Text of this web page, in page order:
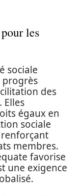
les
sociale
progrès
des
Elles
égaux en
sociale
membres.
favorise
une exigence